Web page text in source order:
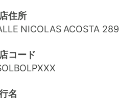
住所
NICOLAS ACOSTA 289
コード
名